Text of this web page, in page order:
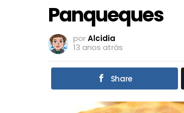
Panqueques
porAlcidia
13 anos atrás
Share